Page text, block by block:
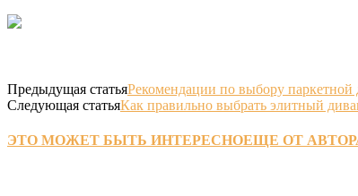
Предыдущая статьяРекомендации по выбору паркетной
Следующая статьяКак правильно выбрать элитный
ЭТО МОЖЕТ БЫТЬ ИНТЕРЕСНОЕЩЕ ОТ